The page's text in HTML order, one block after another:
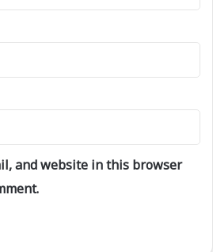
and website in this browser